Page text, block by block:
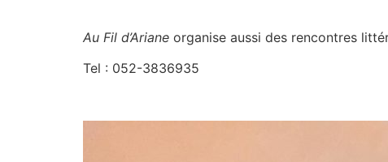
Au Fil d’Ariane organise aussi des rencontres
Tel : 052-3836935